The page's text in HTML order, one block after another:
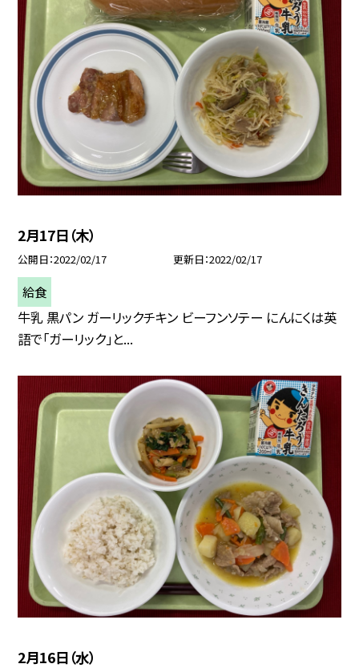
2月17日（木）
公開日 2022/02/17 更新日 2022/02/17
給食
牛乳 黒パン ガーリックチキン ビーフンソテー にんにくは英
語で「ガーリック」と...
2月16日（水）